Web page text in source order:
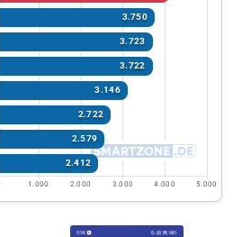
3.750
3.723
3.722
3.146
2.722
2.579
2.412
1.000 2.000 3.000 4.000 5.000